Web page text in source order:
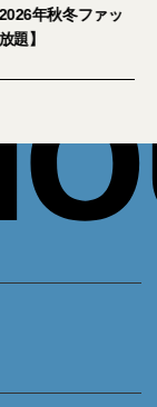
読者の皆さまをご招
ション＆美容アイテ